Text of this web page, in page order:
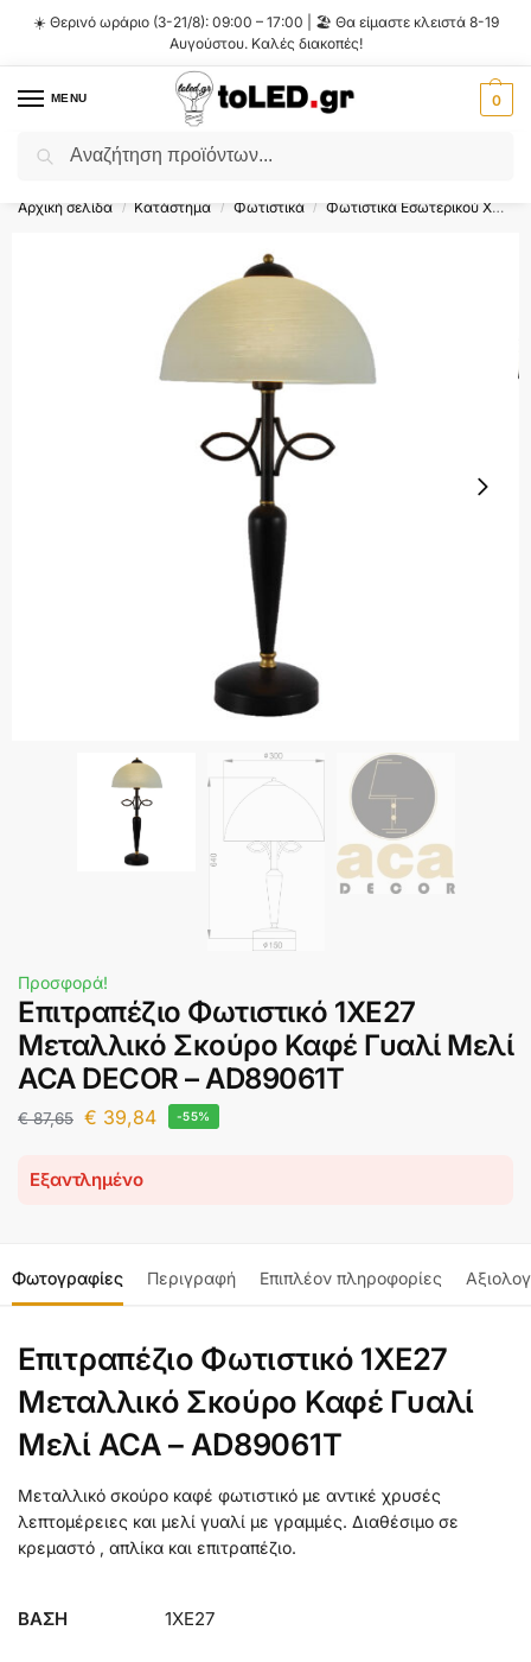
☀️ Θερινό ωράριο (3-21/8): 09:00 – 17:00 | 🏖️ Θα είμαστε κλειστά 8-19
Αυγούστου. Καλές διακοπές!
MENU 0
Flash Sale ⚡ 10% Έκπτωση με τον κωδικό
Αρχική σελίδα / Κατάστημα / Φωτιστικά / Φωτιστικά Εσωτερικού Χώρου
Προσφορά!
Επιτραπέζιο Φωτιστικό 1ΧE27
Μεταλλικό Σκούρο Καφέ Γυαλί Μελί
ACA DECOR – AD89061T
€87,65 € 39,84 -55%
Εξαντλημένο
Φωτογραφίες Περιγραφή Επιπλέον πληροφορίες
Επιτραπέζιο Φωτιστικό 1ΧE27
Μεταλλικό Σκούρο Καφέ Γυαλί
Μελί ACA – AD89061T
Μεταλλικό σκούρο καφέ φωτιστικό με αντικέ χρυσές
λεπτομέρειες και μελί γυαλί με γραμμές. Διαθέσιμο σε
κρεμαστό , απλίκα και επιτραπέζιο.
ΒΑΣΗ 1ΧE27